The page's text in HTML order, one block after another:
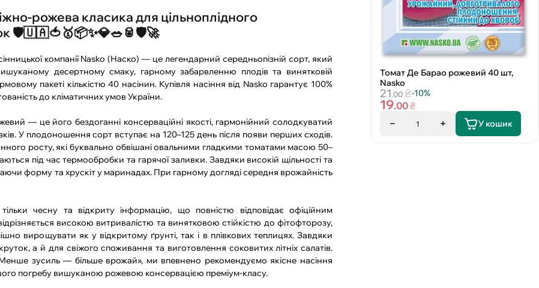
рожева класика для цільноплідного
🛡️🇺🇦🍅🥇📦✨💎🥗🥫🛡️🚀
компанії Nasko (Наско) — це легендарний середньопізній сорт, який
десертному смаку, гарному забарвленню плодів та винятковій
пакеті кількістю 40 насінин. Купівля насіння від Nasko гарантує 100%
до кліматичних умов України.
— це його бездоганні консерваційні якості, гармонійний солодкуватий
У плодоношення сорт вступає на 120–125 день після появи перших сходів.
росту, які буквально обвішані овальними гладкими томатами масою 50–
під час термообробки та гарячої заливки. Завдяки високій щільності та
форму та хрускіт у маринадах. При гарному догляді середня врожайність
чесну та відкриту інформацію, що повністю відповідає офіційним
високою витривалістю та винятковою стійкістю до фітофторозу,
вирощувати як у відкритому ґрунті, так і в плівкових теплицях. Завдяки
а й для свіжого споживання та виготовлення соковитих літніх салатів.
зусиль — більше врожай», ми впевнено рекомендуємо якісне насіння
погребу вишуканою рожевою консервацією преміум-класу.
Томат Де Барао рожевий 40 шт,
Nasko
21.00 ₴-10%
19.00₴
1 У кошик